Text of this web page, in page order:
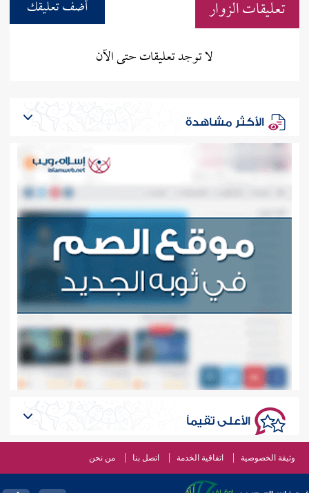
تعليقات الزوار
أضف تعليقك
لا توجد تعليقات حتى الآن
الأكثر مشاهدة
الأعلى تقيماً
وثيقة الخصوصية اتفاقية الخدمة اتصل بنا من نحن